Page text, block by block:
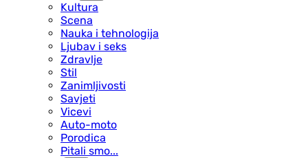
Kultura
Scena
Nauka i tehnologija
Ljubav i seks
Zdravlje
Stil
Zanimljivosti
Savjeti
Vicevi
Auto-moto
Porodica
Pitali smo...